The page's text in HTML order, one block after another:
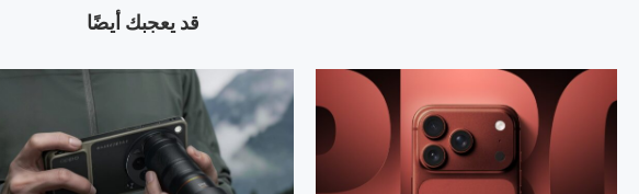
قد يعجبك أيضًا